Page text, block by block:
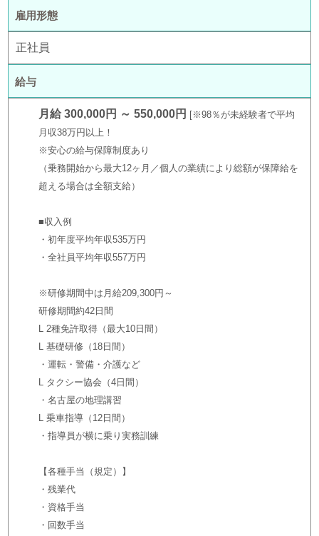
雇用形態
正社員
給与
月給 300,000円 ～ 550,000円
※98％が未経験者で平均
月収38万円以上！
※安心の給与保障制度あり
（乗務開始から最大12ヶ月／個人の業績により総額が保障給を
超える場合は全額支給）
■収入例
・初年度平均年収535万円
・全社員平均年収557万円
※研修期間中は月給209,300円～
研修期間約42日間
L 2種免許取得（最大10日間）
L 基礎研修（18日間）
・運転・警備・介護など
L タクシー協会（4日間）
・名古屋の地理講習
L 乗車指導（12日間）
・指導員が横に乗り実務訓練
【各種手当（規定）】
・残業代
・資格手当
・回数手当